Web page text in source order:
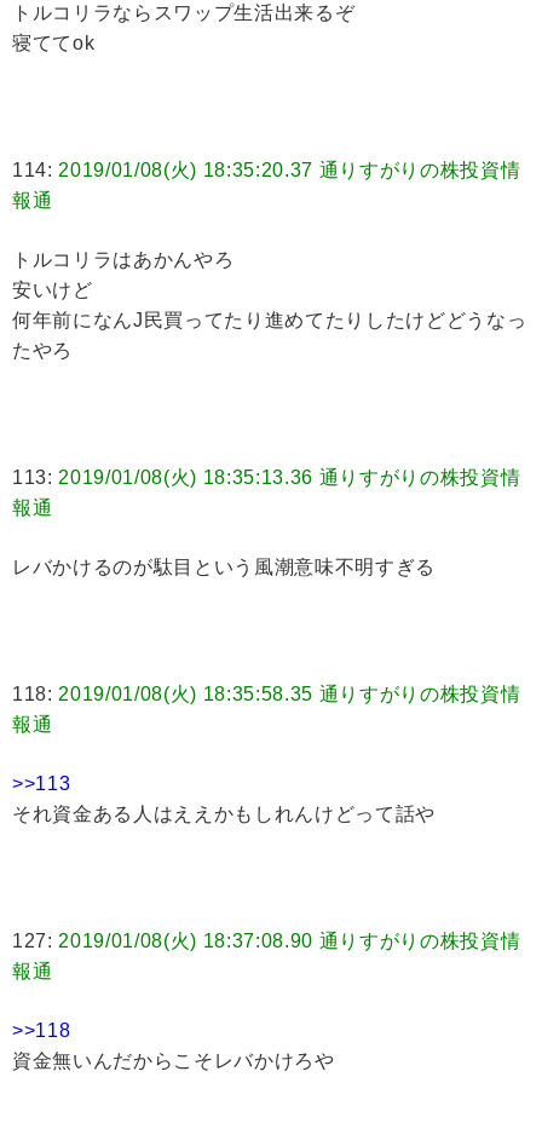
トルコリラならスワップ生活出来るぞ
寝ててok
114: 2019/01/08(火) 18:35:20.37 通りすがりの株投資情
報通
トルコリラはあかんやろ
安いけど
何年前になんJ民買ってたり進めてたりしたけどどうなっ
たやろ
113: 2019/01/08(火) 18:35:13.36 通りすがりの株投資情
報通
レバかけるのが駄目という風潮意味不明すぎる
118: 2019/01/08(火) 18:35:58.35 通りすがりの株投資情
報通
>>113
それ資金ある人はええかもしれんけどって話や
127: 2019/01/08(火) 18:37:08.90 通りすがりの株投資情
報通
>>118
資金無いんだからこそレバかけろや